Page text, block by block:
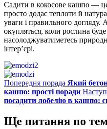
Садити в кокосове кашпо —
просто додає теплоти й
уваги і правильного догляду.
окупляться, коли рослина
насолоджуватиметесь
інтер’єрі.
Попередня порада Який
кашпо: прості поради
посадити лобелію в кашпо:
Ще питання по